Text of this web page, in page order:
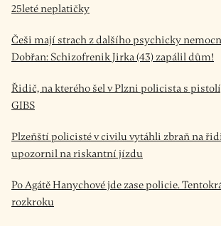
25leté neplatičky
Češi mají strach z dalšího psychicky
Dobřan: Schizofrenik Jirka (43) zapálil dům!
Řidič, na kterého šel v Plzni policista s
GIBS
Plzeňští policisté v civilu vytáhli zbraň na
upozornil na riskantní jízdu
Po Agátě Hanychové jde zase policie.
rozkroku